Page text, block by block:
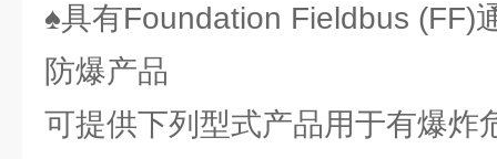
♠具有Foundation Fieldbus (FF)
防爆产品
可提供下列型式产品用于有爆炸